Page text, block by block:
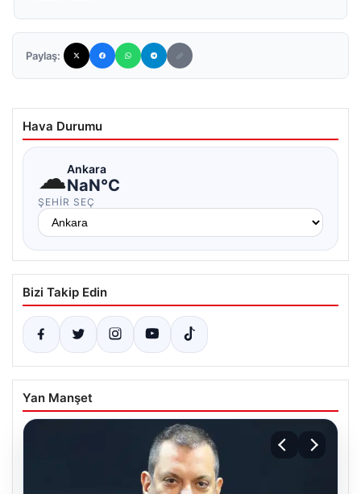
Paylaş:
Hava Durumu
☁Ankara
NaN°C
ŞEHIR SEÇ
Bizi Takip Edin
Yan Manşet